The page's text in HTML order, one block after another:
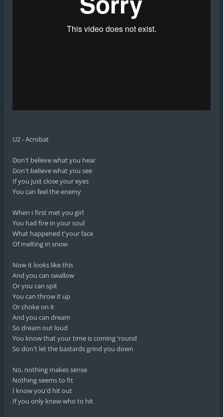
U2 - Acrobat
Don't believe what you hear
Don't believe what you see
If you just close your eyes
You can feel the enemy
When I first met you girl
You had fire in your soul
What happened t'your face
Of melting in snow
Now it looks like this
And you can swallow
Or you can spit
You can throw it up
Or choke on it
And you can dream
So dream out loud
You know that your time is coming 'round
So don't let the bastards grind you down
No, nothing makes sense
Nothing seems to fit
I know you'd hit out
If you only knew who to hit